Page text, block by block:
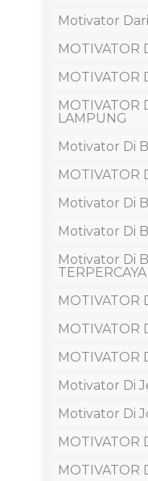
Motivator
MOTIVATOR
MOTIVATOR
MOTIVATOR
LAMPUNG
Motivator Di
MOTIVATOR
Motivator Di
Motivator Di
Motivator Di
MOTIVATOR
MOTIVATOR
MOTIVATOR
Motivator Di
Motivator Di
MOTIVATOR
MOTIVATOR